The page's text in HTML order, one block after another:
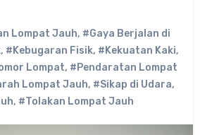
Lompat Jauh, #Gaya Berjalan di
, #Kebugaran Fisik, #Kekuatan Kaki,
Lompat, #Pendaratan Lompat
Lompat Jauh, #Sikap di Udara,
, #Tolakan Lompat Jauh